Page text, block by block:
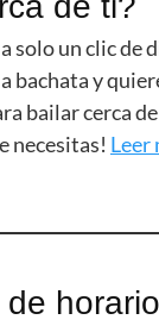
solo un clic de
bachata y
bailar cerca
necesitas! Leer